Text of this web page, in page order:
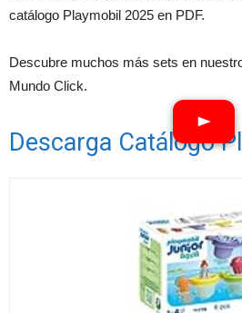
catálogo Playmobil 2025 en PDF.
Descubre muchos más sets en
Mundo Click.
Descarga Catálogo